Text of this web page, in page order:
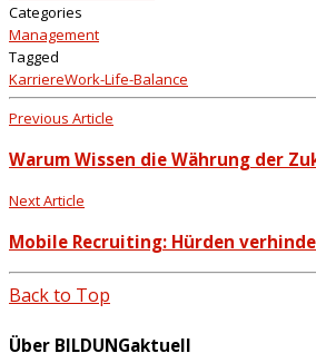
Categories
Management
Tagged
KarriereWork-Life-Balance
Previous Article
Warum Wissen die Währung der
Next Article
Mobile Recruiting: Hürden
Back to Top
Über BILDUNGaktuell